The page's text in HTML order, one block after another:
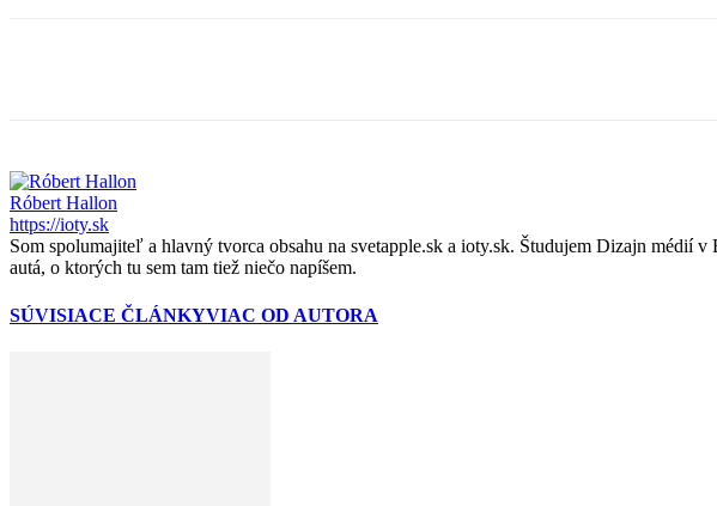
Róbert Hallon
https://ioty.sk
Som spolumajiteľ a hlavný tvorca obsahu na svetapple.sk a ioty.sk. Študujem Dizajn
autá, o ktorých tu sem tam tiež niečo napíšem.
SÚVISIACE ČLÁNKYVIAC OD AUTORA